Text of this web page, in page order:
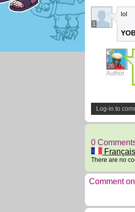
1
lol
26
Author
Log-in to
0
Français
There are no
Comment